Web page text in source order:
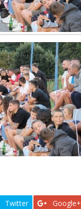
Twitter Google+